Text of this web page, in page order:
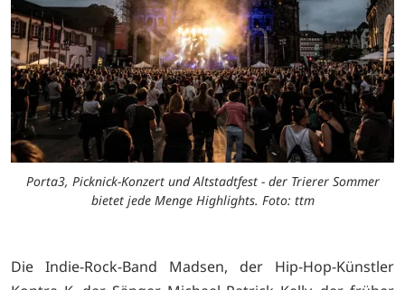
Porta3, Picknick-Konzert und Altstadtfest - der Trierer Sommer
bietet jede Menge Highlights. Foto: ttm
Die Indie-Rock-Band Madsen, der Hip-Hop-Künstler